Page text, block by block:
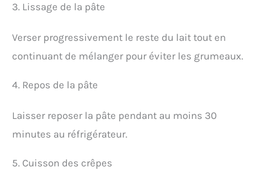
3. Lissage de la pâte
Verser progressivement le reste du lait tout en
continuant de mélanger pour éviter les grumeaux.
4. Repos de la pâte
Laisser reposer la pâte pendant au moins 30
minutes au réfrigérateur.
5. Cuisson des crêpes